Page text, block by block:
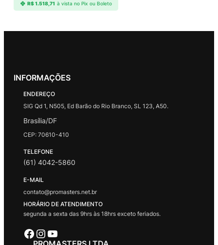
R$1.518,71 à vista no Pix ou Boleto
INFORMAÇÕES
ENDEREÇO
SIG Qd 1, N505, Ed Barão do Rio Branco, SL 123, A50.
Brasília/DF
CEP: 70610-410
TELEFONE
(61) 4042-5860
E-MAIL
contato@promasters.net.br
HORÁRIO DE ATENDIMENTO
segunda a sexta das 9hrs às 18hrs exceto feriados.
Facebook Instagram Youtube